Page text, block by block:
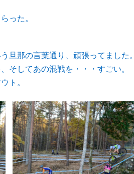
った。
旦那の言葉通り、頑張ってました。
そしてあの混戦を・・・すごい。
ト。